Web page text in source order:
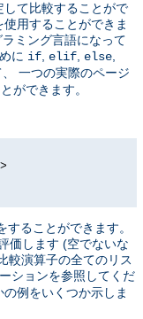
て比較することがで
用することができま
ミング言語になって
に if elif else
一つの実際のページ
ができます。
ることができます。
価します (空でないな
較演算子の全てのリス
ションを参照してくだ
例をいくつか示しま